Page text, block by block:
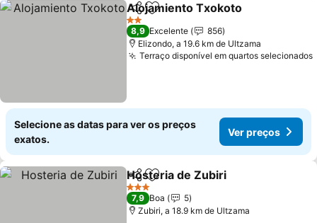
PartilharAdicionar aos favoritos
Alojamiento Txokoto
2 Estrelas
8,9 Excelente
856
Elizondo, a 19.6 km de Ultzama
Terraço disponível em quartos selecionados
Selecione as datas para ver os preços
exatos.
Ver preços
PartilharAdicionar aos favoritos
Hosteria de Zubiri
3 Estrelas
7,9 Boa
5
Zubiri, a 18.9 km de Ultzama